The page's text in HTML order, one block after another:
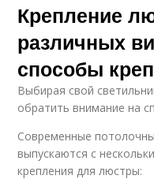
Крепление
различных
способы
Выбирая свой
обратить внимание на
Современные
выпускаются с
крепления для люстры: